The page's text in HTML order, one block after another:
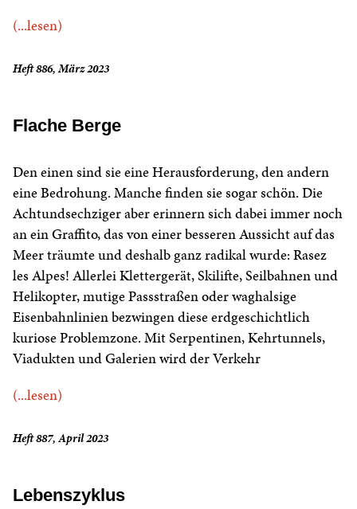
(...lesen)
Heft 886, März 2023
Flache Berge
Den einen sind sie eine Herausforderung, den andern
eine Bedrohung. Manche finden sie sogar schön. Die
Achtundsechziger aber erinnern sich dabei immer noch
an ein Graffito, das von einer besseren Aussicht auf das
Meer träumte und deshalb ganz radikal wurde: Rasez
les Alpes! Allerlei Klettergerät, Skilifte, Seilbahnen und
Helikopter, mutige Passstraßen oder waghalsige
Eisenbahnlinien bezwingen diese erdgeschichtlich
kuriose Problemzone. Mit Serpentinen, Kehrtunnels,
Viadukten und Galerien wird der Verkehr
(...lesen)
Heft 887, April 2023
Lebenszyklus